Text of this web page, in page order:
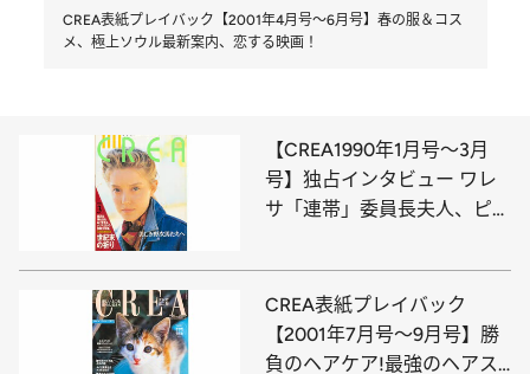
CREA表紙プレイバック【2001年4月号～6月号】春の服＆コス
メ、極上ソウル最新案内、恋する映画！
【CREA1990年1月号～3月
号】独占インタビュー ワレ
サ「連帯」委員長夫人、ピル
末の祈り」
CREA表紙プレイバック
【2001年7月号～9月号】勝
負のヘアケア!最強のヘアス